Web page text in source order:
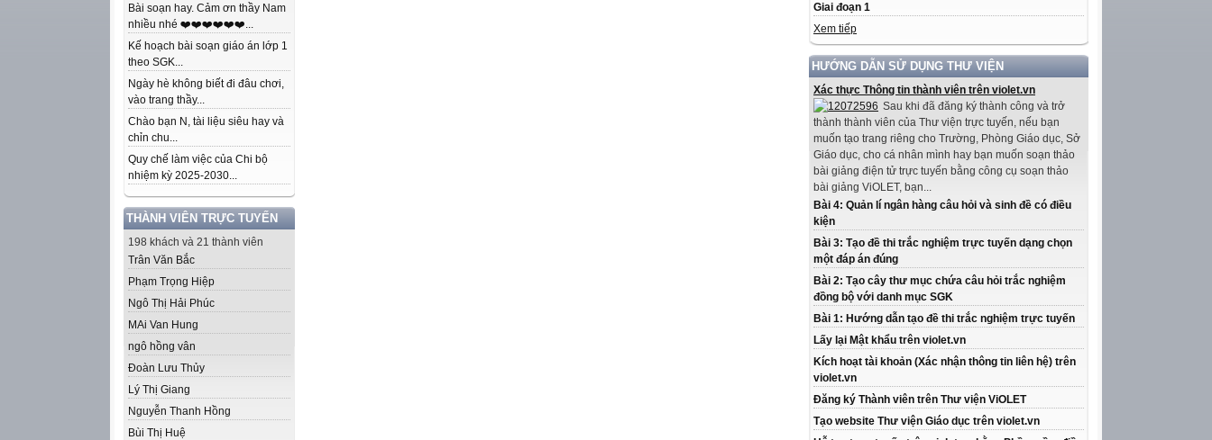
Bài soạn hay. Cảm ơn thầy Nam
nhiều nhé ❤️❤️❤️❤️❤️❤️...
Kế hoạch bài soạn giáo án lớp 1
theo SGK...
Ngày hè không biết đi đâu chơi,
vào trang thầy...
Chào bạn N, tài liệu siêu hay và
chỉn chu...
Quy chế làm việc của Chi bộ
nhiệm kỳ 2025-2030...
THÀNH VIÊN TRỰC TUYẾN
198 khách và 21 thành viên
Trân Văn Bắc
Phạm Trọng Hiệp
Ngô Thị Hải Phúc
MAi Van Hung
ngô hồng vân
Đoàn Lưu Thủy
Lý Thị Giang
Nguyễn Thanh Hồng
Bùi Thị Huệ
Giai đoạn 1
Xem tiếp
HƯỚNG DẪN SỬ DỤNG THƯ VIỆN
Xác thực Thông tin thành viên trên violet.vn
Sau khi đã đăng ký thành công và trở
thành thành viên của Thư viện trực tuyến, nếu bạn
muốn tạo trang riêng cho Trường, Phòng Giáo dục, Sở
Giáo dục, cho cá nhân mình hay bạn muốn soạn thảo
bài giảng điện tử trực tuyến bằng công cụ soạn thảo
bài giảng ViOLET, bạn...
Bài 4: Quản lí ngân hàng câu hỏi và sinh đề có điều
kiện
Bài 3: Tạo đề thi trắc nghiệm trực tuyến dạng chọn
một đáp án đúng
Bài 2: Tạo cây thư mục chứa câu hỏi trắc nghiệm
đồng bộ với danh mục SGK
Bài 1: Hướng dẫn tạo đề thi trắc nghiệm trực tuyến
Lấy lại Mật khẩu trên violet.vn
Kích hoạt tài khoản (Xác nhận thông tin liên hệ) trên
violet.vn
Đăng ký Thành viên trên Thư viện ViOLET
Tạo website Thư viện Giáo dục trên violet.vn